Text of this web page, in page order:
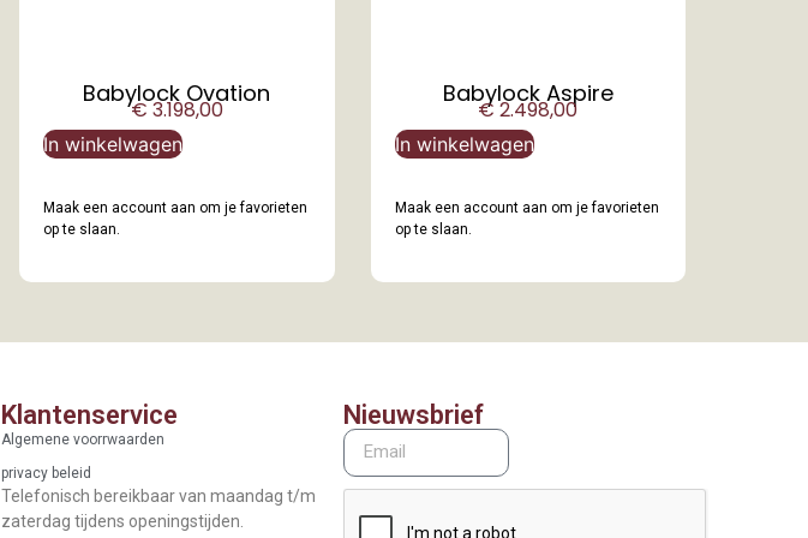
Babylock Ovation
€3.198,00
In winkelwagen
Maak een account aan om je favorieten
op te slaan.
Babylock Aspire
€2.498,00
In winkelwagen
Maak een account aan om je favorieten
op te slaan.
Klantenservice
Algemene voorrwaarden
privacy beleid
Telefonisch bereikbaar van maandag t/m
zaterdag tijdens openingstijden.
Nieuwsbrief